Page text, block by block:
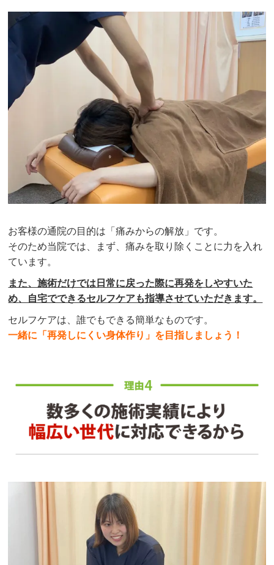
お客様の通院の目的は「痛みからの解放」です。
そのため当院では、まず、痛みを取り除くことに力を入れ
ています。
また、施術だけでは日常に戻った際に再発をしやすいた
め、自宅でできるセルフケアも指導させていただきます。
セルフケアは、誰でもできる簡単なものです。
一緒に「再発しにくい身体作り」を目指しましょう！